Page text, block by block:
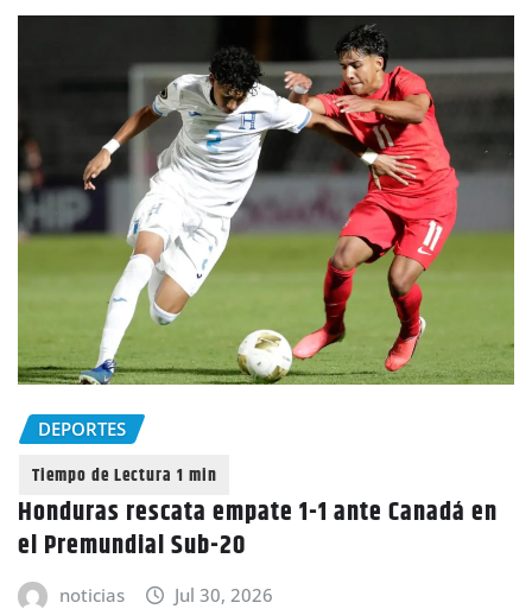
DEPORTES
Honduras rescata empate 1-1 ante Canadá en
el Premundial Sub-20
noticias Jul 30, 2026